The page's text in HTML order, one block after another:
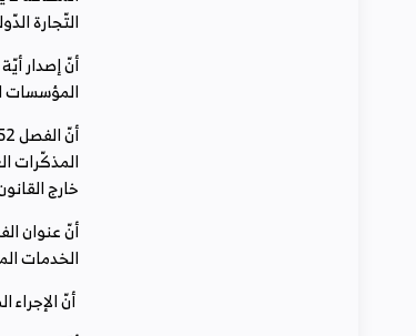
‬التّجارة‭ ‬الدّولية‭ ‬وشركات‭ ‬الخدمات‭.‬
‬المؤسسات‭ ‬المعنية‭ ‬بالفصل‭ ‬52‭ ‬من‭ ‬قانون‭ ‬الماليّة‭ ‬لسنة‭ ‬2022‭ ‬يعدّ‭ ‬خرقا‭ ‬لمبدأ‭ ‬المساواة‭ ‬ومساسا‭ ‬بمبدأ‭ ‬حياد‭ ‬الإدارة‭.‬
‬خارج‭ ‬القانون‭.‬
‬الخدمات‭ ‬المصدّرة‭ ‬كليّا‭ ‬فقط‭ ‬إلاّ‭ ‬أنّ‭ ‬مجال‭ ‬تطبيق‭ ‬الفصل‭ ‬استنادا‭ ‬إلى‭ ‬ما‭ ‬تضمنه‭ ‬من‭ ‬تنقيحات‭ ‬يشمل‭ ‬جميع‭ ‬مؤسّسات‭ ‬الخدمات‭.‬